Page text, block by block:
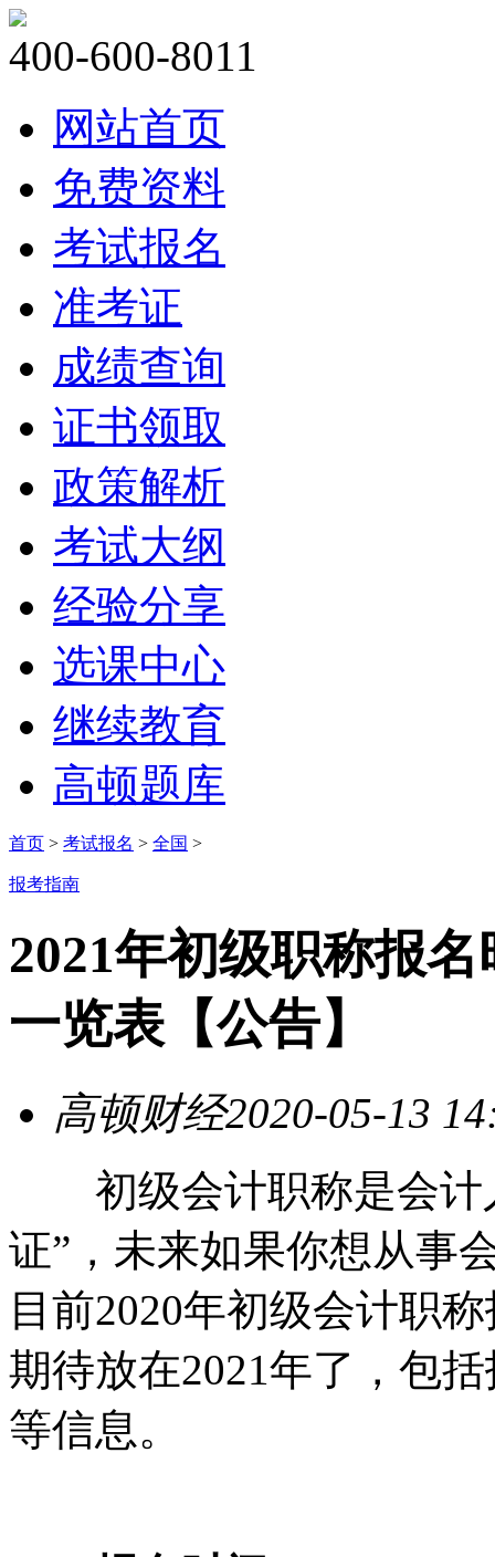
400-600-8011
网站首页
免费资料
考试报名
准考证
成绩查询
证书领取
政策解析
考试大纲
经验分享
选课中心
继续教育
高顿题库
首页 > 考试报名 > 全国 >
报考指南
2021年初级职称报
一览表【公告】
高顿财经2020-05-13
初级会计职称是会计
证”，未来如果你想从事
目前2020年初级会计职
期待放在2021年了，包
等信息。